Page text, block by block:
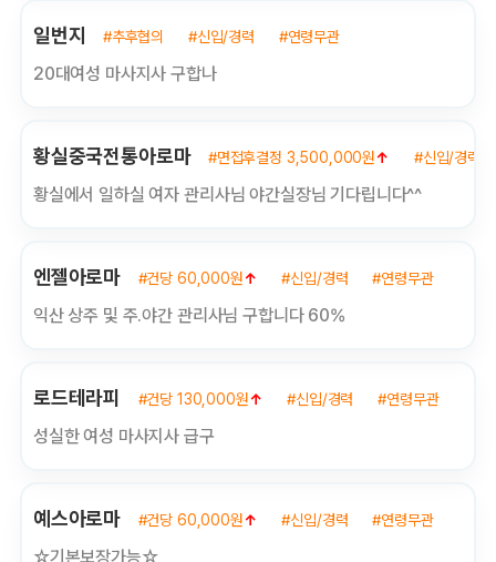
일번지 #추후협의 #신입/경력 #연령무관
20대여성 마사지사 구합나
황실중국전통아로마 #면접후결정 3,500,000원↑ #신입/경력
황실에서 일하실 여자 관리사님 야간실장님 기다립니다^^
엔젤아로마 #건당 60,000원↑ #신입/경력 #연령무관
익산 상주 및 주.야간 관리사님 구합니다 60%
로드테라피 #건당 130,000원↑ #신입/경력 #연령무관
성실한 여성 마사지사 급구
예스아로마 #건당 60,000원↑ #신입/경력 #연령무관
☆기본보장가능☆